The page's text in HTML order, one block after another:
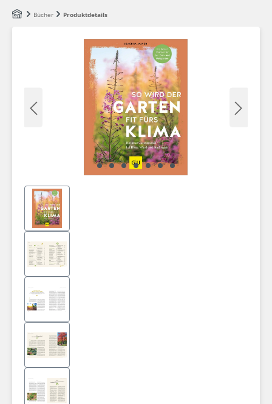
Zum Hauptinhalt springen
Bücher Produktdetails